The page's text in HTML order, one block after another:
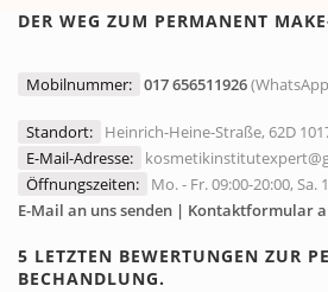
DER WEG ZUM PERMANENT
Mobilnummer: 017 656511926
Standort:
Heinrich-Heine-Straße, 62D
E-Mail-Adresse:
Öffnungszeiten:
Mo. - Fr. 09:00-20:00, Sa.
E-Mail an uns senden | Kontaktformular
5 LETZTEN BEWERTUNGEN ZUR
BECHANDLUNG.